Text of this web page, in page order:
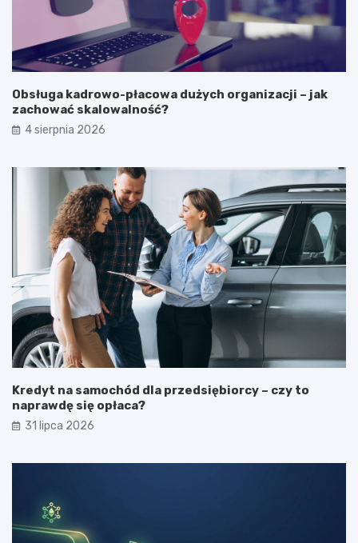
Obsługa kadrowo-płacowa dużych organizacji – jak
zachować skalowalność?
4 sierpnia 2026
Kredyt na samochód dla przedsiębiorcy – czy to
naprawdę się opłaca?
31 lipca 2026